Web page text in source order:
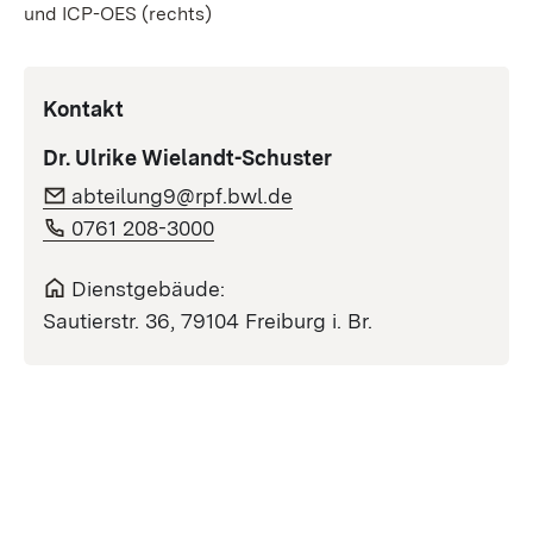
Kontakt
Dr. Ulrike Wielandt-Schuster
abteilung9@rpf.bwl.de
0761 208-3000
Dienstgebäude:
Sautierstr. 36, 79104 Freiburg i. Br.
und ICP-OES (rechts)